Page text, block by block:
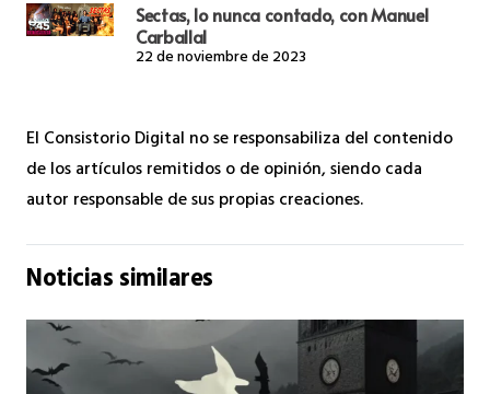
Sectas, lo nunca contado, con Manuel
Carballal
22 de noviembre de 2023
El Consistorio Digital no se responsabiliza del contenido
de los artículos remitidos o de opinión, siendo cada
autor responsable de sus propias creaciones.
Noticias similares